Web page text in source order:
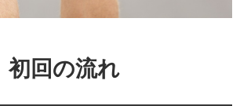
初回の流れ